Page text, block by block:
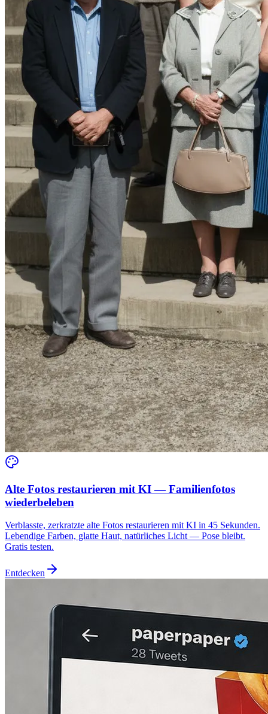
Alte Fotos restaurieren mit KI — Familienfotos
wiederbeleben
Verblasste, zerkratzte alte Fotos restaurieren mit KI in 45 Sekunden.
Lebendige Farben, glatte Haut, natürliches Licht — Pose bleibt.
Gratis testen.
Entdecken